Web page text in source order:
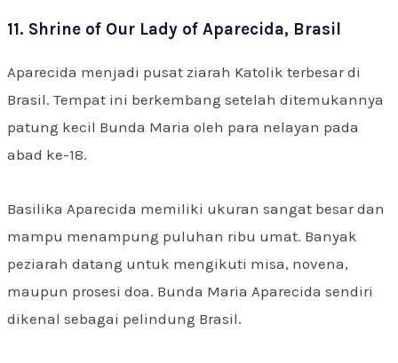
11. Shrine of Our Lady of Aparecida, Brasil
Aparecida menjadi pusat ziarah Katolik terbesar di
Brasil. Tempat ini berkembang setelah ditemukannya
patung kecil Bunda Maria oleh para nelayan pada
abad ke-18.
Basilika Aparecida memiliki ukuran sangat besar dan
mampu menampung puluhan ribu umat. Banyak
peziarah datang untuk mengikuti misa, novena,
maupun prosesi doa. Bunda Maria Aparecida sendiri
dikenal sebagai pelindung Brasil.